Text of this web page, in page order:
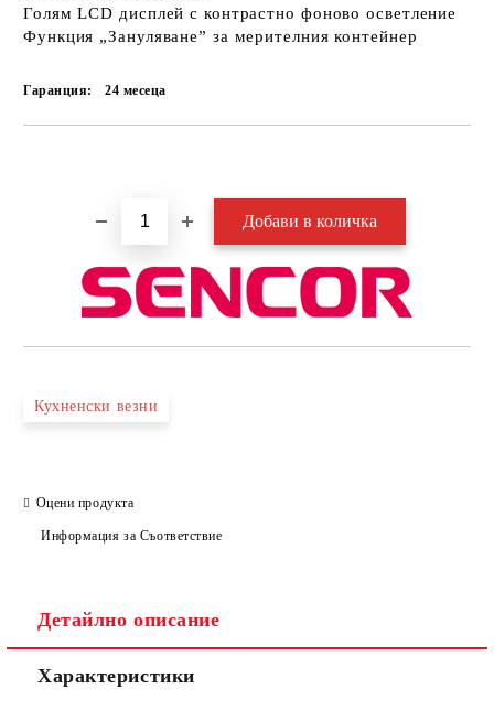
Голям LCD дисплей с контрастно фоново осветление
Функция „Зануляване” за мерителния контейнер
Гаранция: 24 месеца
Кухненски везни
Оцени продукта
Информация за Съответствие
Детайлно описание
Характеристики